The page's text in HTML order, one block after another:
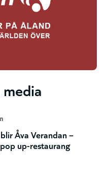
Åva Verandan –
up-restaurang